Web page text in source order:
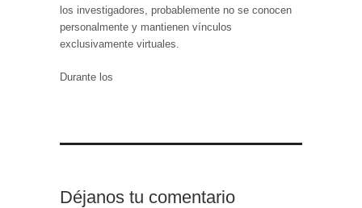
los investigadores, probablemente no se conocen
personalmente y mantienen vínculos
exclusivamente virtuales.
Durante los
Déjanos tu comentario